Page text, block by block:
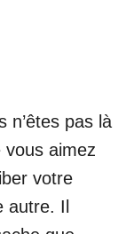
n’êtes pas là
aimez
votre
autre. Il